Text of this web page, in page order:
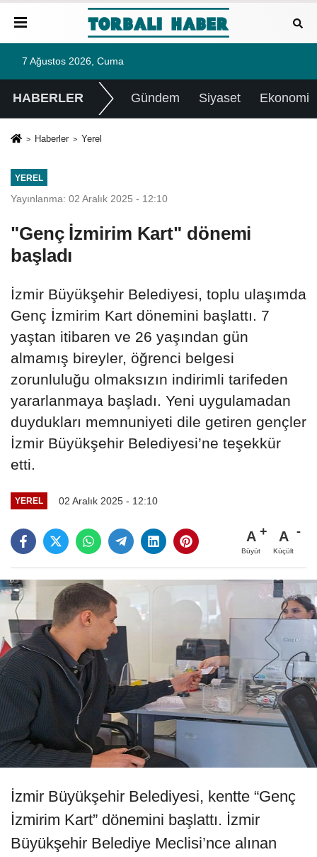
7 Ağustos 2026, Cuma
HABERLER Gündem Siyaset Ekonomi
Haberler Yerel
YEREL
Yayınlanma: 02 Aralık 2025 - 12:10
"Genç İzmirim Kart" dönemi
başladı
İzmir Büyükşehir Belediyesi, toplu ulaşımda
Genç İzmirim Kart dönemini başlattı. 7
yaştan itibaren ve 26 yaşından gün
almamış bireyler, öğrenci belgesi
zorunluluğu olmaksızın indirimli tarifeden
yararlanmaya başladı. Yeni uygulamadan
duydukları memnuniyeti dile getiren gençler
İzmir Büyükşehir Belediyesi’ne teşekkür
etti.
YEREL 02 Aralık 2025 - 12:10
A
Büyüt
A
Küçült
İzmir Büyükşehir Belediyesi, kentte “Genç
İzmirim Kart” dönemini başlattı. İzmir
Büyükşehir Belediye Meclisi’nce alınan